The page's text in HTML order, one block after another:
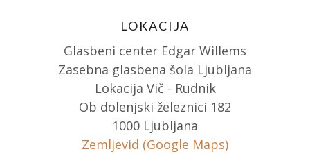
LOKACIJA
Glasbeni center Edgar Willems
Zasebna glasbena šola Ljubljana
Lokacija Vič - Rudnik
Ob dolenjski železnici 182
1000 Ljubljana
Zemljevid (Google Maps)